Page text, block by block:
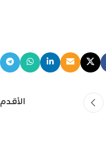
الأقدم